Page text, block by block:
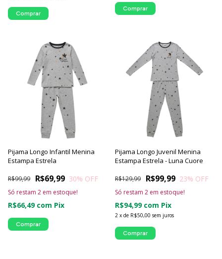
Comprar
Comprar
Pijama Longo Infantil Menina
Estampa Estrela
R$69,99
R$99,99 30% OFF
R$66,49 com Pix
Só restam 2 em estoque!
Comprar
Pijama Longo Juvenil Menina
Estampa Estrela - Luna Cuore
R$99,99
R$129,99 23% OFF
2 x de R$50,00 sem juros
R$94,99 com Pix
Só restam 2 em estoque!
Comprar